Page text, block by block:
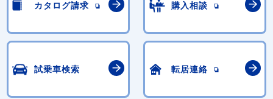
カタログ請求 購入相談
試乗車検索 転居連絡